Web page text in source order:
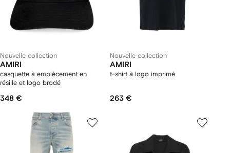
Nouvelle collection
AMIRI
casquette à empiècement en
résille et logo brodé
348 €
Nouvelle collection
AMIRI
t-shirt à logo imprimé
263 €